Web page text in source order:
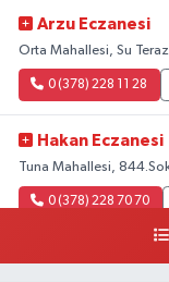
Arzu Eczanesi
Orta Mahallesi, Su
0 (378) 228 11 28
Hakan Eczanesi
Tuna Mahallesi,
0 (378) 228 70 70